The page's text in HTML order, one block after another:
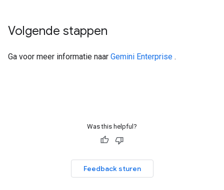
Volgende stappen
Ga voor meer informatie naar Gemini Enterprise .
Was this helpful?
Feedback sturen